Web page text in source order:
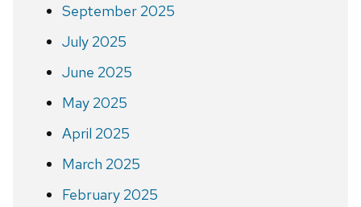
September 2025
July 2025
June 2025
May 2025
April 2025
March 2025
February 2025